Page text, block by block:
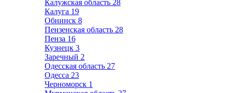
Калужская область 28
Калуга 19
Обнинск 8
Пензенская область 28
Пенза 16
Кузнецк 3
Заречный 2
Одесская область 27
Одесса 23
Черноморск 1